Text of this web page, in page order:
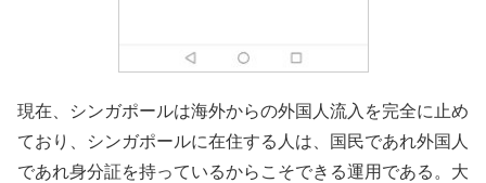
現在、シンガポールは海外からの外国人流入を完全に止め
ており、シンガポールに在住する人は、国民であれ外国人
であれ身分証を持っているからこそできる運用である。大